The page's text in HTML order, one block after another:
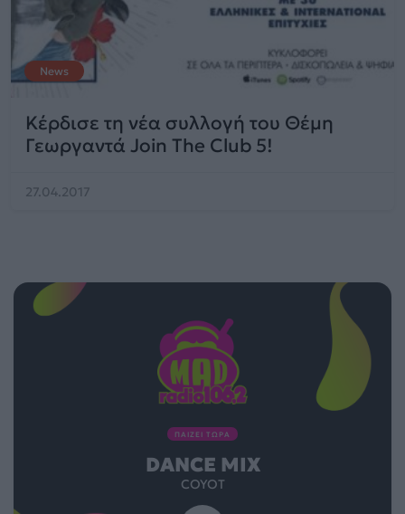
News
Κέρδισε τη νέα συλλογή του Θέμη
Γεωργαντά Join The Club 5!
27.04.2017
ΠΑΙΖΕΙ ΤΩΡΑ
DANCE MIX
COYOT